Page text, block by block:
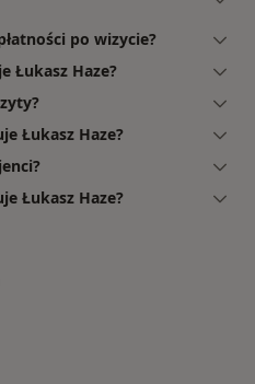
po wizycie?
Łukasz Haze?
Łukasz Haze?
Łukasz Haze?